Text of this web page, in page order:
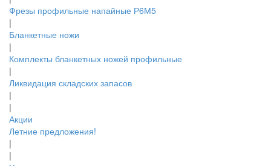
Фрезы профильные напайные Р6М5
|
Бланкетные ножи
|
Комплекты бланкетных ножей профильные
|
Ликвидация складских запасов
|
|
Акции
Летние предложения!
|
|